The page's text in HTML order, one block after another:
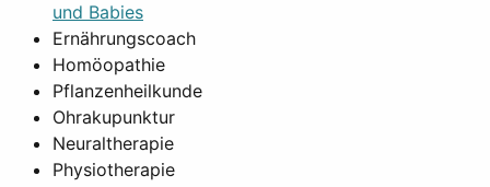
und Babies
Ernährungscoach
Homöopathie
Pflanzenheilkunde
Ohrakupunktur
Neuraltherapie
Physiotherapie